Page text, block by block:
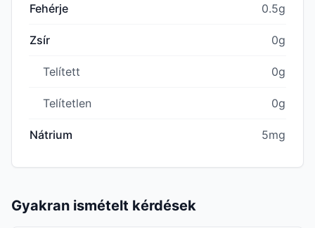
Fehérje 0.5g
Zsír 0g
Telített 0g
Telítetlen 0g
Nátrium 5mg
Gyakran ismételt kérdések